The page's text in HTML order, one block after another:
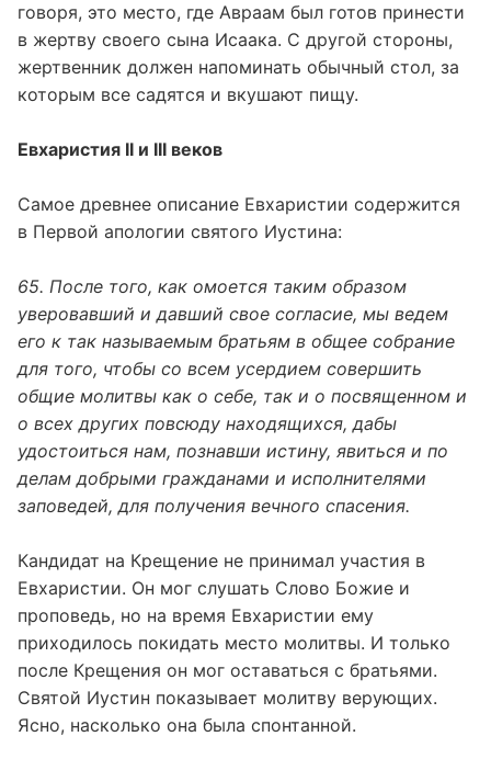
говоря, это место, где Авраам был готов принести
в жертву своего сына Исаака. С другой стороны,
жертвенник должен напоминать обычный стол, за
которым все садятся и вкушают пищу.
Евхаристия II и III веков
Самое древнее описание Евхаристии содержится
в Первой апологии святого Иустина:
65. После того, как омоется таким образом
уверовавший и давший свое согласие, мы ведем
его к так называемым братьям в общее собрание
для того, чтобы со всем усердием совершить
общие молитвы как о себе, так и о посвященном и
о всех других повсюду находящихся, дабы
удостоиться нам, познавши истину, явиться и по
делам добрыми гражданами и исполнителями
заповедей, для получения вечного спасения.
Кандидат на Крещение не принимал участия в
Евхаристии. Он мог слушать Слово Божие и
проповедь, но на время Евхаристии ему
приходилось покидать место молитвы. И только
после Крещения он мог оставаться с братьями.
Святой Иустин показывает молитву верующих.
Ясно, насколько она была спонтанной.